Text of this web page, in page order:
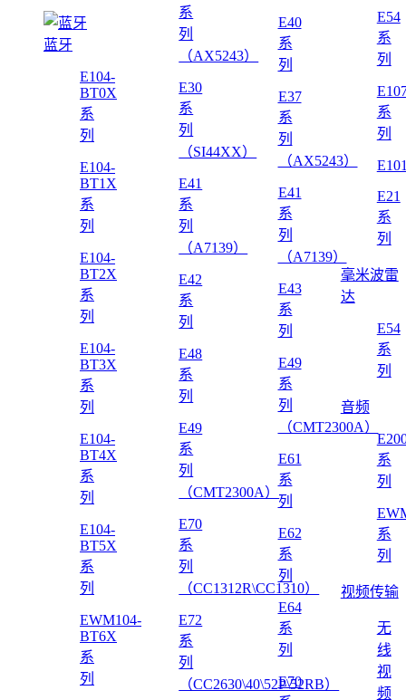
蓝牙
E104-
BT0X
系
列
E104-
BT1X
系
列
E104-
BT2X
系
列
E104-
BT3X
系
列
E104-
BT4X
系
列
E104-
BT5X
系
列
EWM104-
BT6X
系
列
系
列
（AX5243）
E30
系
列
（SI44XX）
E41
系
列
（A7139）
E42
系
列
E48
系
列
E49
系
列
（CMT2300A）
E70
系
列
（CC1312R\CC1310）
E72
系
列
（CC2630\40\52P\52RB）
E40
系
列
E37
系
列
（AX5243）
E41
系
列
（A7139）
E43
系
列
E49
系
列
（CMT2300A）
E61
系
列
E62
系
列
E64
系
列
E70
E54
系
列
系
列
E21
系
列
毫米波雷
达
E54
系
列
音频
系
列
系
列
视频传输
无
线
视
频